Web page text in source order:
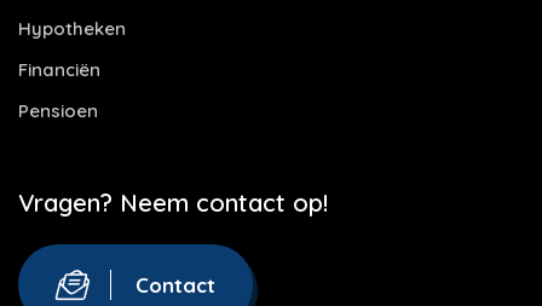
Hypotheken
Financiën
Pensioen
Vragen? Neem contact op!
Contact